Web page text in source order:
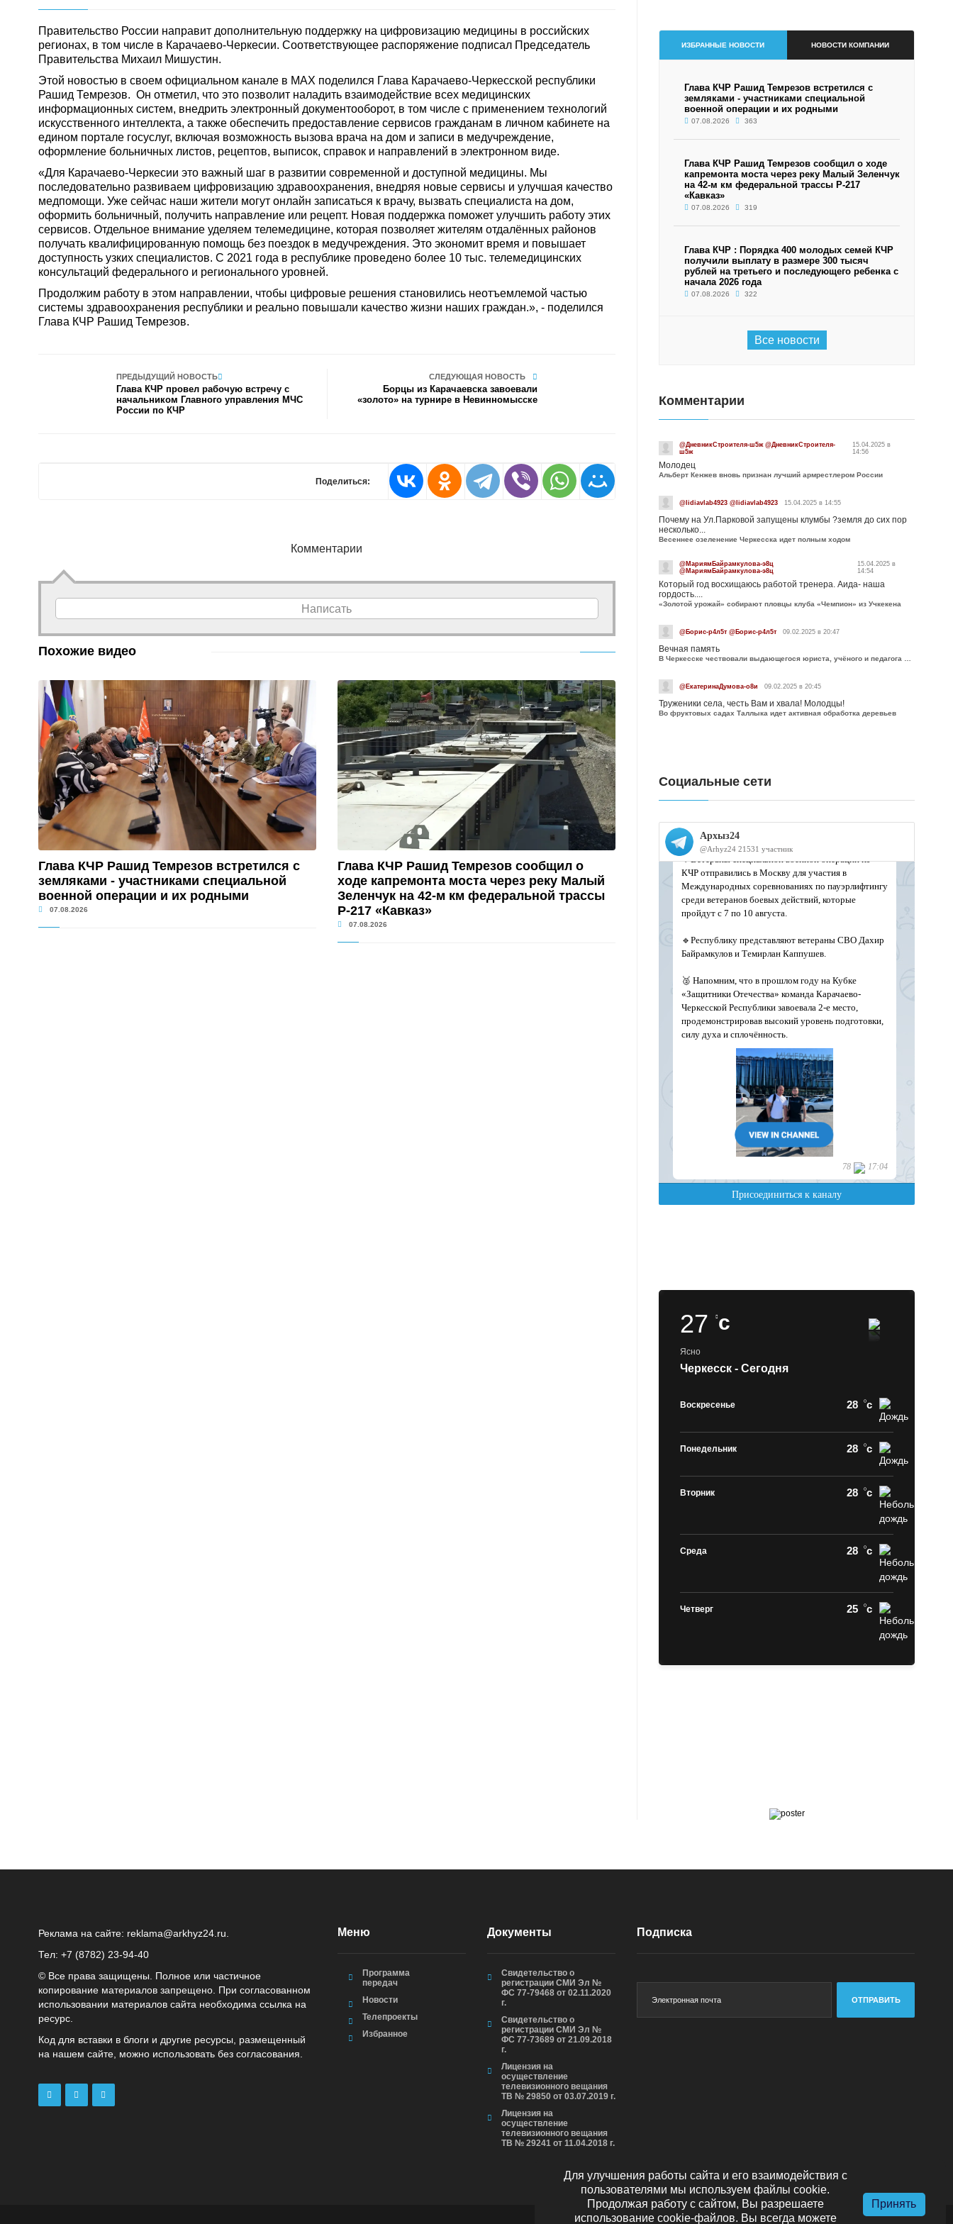
Правительство России направит дополнительную поддержку на цифровизацию медицины в российских
регионах, в том числе в Карачаево-Черкесии. Соответствующее распоряжение подписал Председатель
Правительства Михаил Мишустин.
Этой новостью в своем официальном канале в МАХ поделился Глава Карачаево-Черкесской республики
Рашид Темрезов. Он отметил, что это позволит наладить взаимодействие всех медицинских
информационных систем, внедрить электронный документооборот, в том числе с применением технологий
искусственного интеллекта, а также обеспечить предоставление сервисов гражданам в личном кабинете на
едином портале госуслуг, включая возможность вызова врача на дом и записи в медучреждение,
оформление больничных листов, рецептов, выписок, справок и направлений в электронном виде.
«Для Карачаево-Черкесии это важный шаг в развитии современной и доступной медицины. Мы
последовательно развиваем цифровизацию здравоохранения, внедряя новые сервисы и улучшая качество
медпомощи. Уже сейчас наши жители могут онлайн записаться к врачу, вызвать специалиста на дом,
оформить больничный, получить направление или рецепт. Новая поддержка поможет улучшить работу этих
сервисов. Отдельное внимание уделяем телемедицине, которая позволяет жителям отдалённых районов
получать квалифицированную помощь без поездок в медучреждения. Это экономит время и повышает
доступность узких специалистов. С 2021 года в республике проведено более 10 тыс. телемедицинских
консультаций федерального и регионального уровней.
Продолжим работу в этом направлении, чтобы цифровые решения становились неотъемлемой частью
системы здравоохранения республики и реально повышали качество жизни наших граждан.», - поделился
Глава КЧР Рашид Темрезов.
ПРЕДЫДУЩИЙ НОВОСТЬ
Глава КЧР провел рабочую встречу с
начальником Главного управления МЧС
России по КЧР
СЛЕДУЮЩАЯ НОВОСТЬ
Борцы из Карачаевска завоевали
«золото» на турнире в Невинномысске
Поделиться:
Комментарии
Написать
Похожие видео
Глава КЧР Рашид Темрезов встретился с
земляками - участниками специальной
военной операции и их родными
07.08.2026
Глава КЧР Рашид Темрезов сообщил о
ходе капремонта моста через реку Малый
Зеленчук на 42-м км федеральной трассы
Р-217 «Кавказ»
07.08.2026
ИЗБРАННЫЕ НОВОСТИ НОВОСТИ КОМПАНИИ
Глава КЧР Рашид Темрезов встретился с
земляками - участниками специальной
военной операции и их родными
07.08.2026 363
Глава КЧР Рашид Темрезов сообщил о ходе
капремонта моста через реку Малый Зеленчук
на 42-м км федеральной трассы Р-217
«Кавказ»
07.08.2026 319
Глава КЧР : Порядка 400 молодых семей КЧР
получили выплату в размере 300 тысяч
рублей на третьего и последующего ребенка с
начала 2026 года
07.08.2026 322
Все новости
Комментарии
@ДневникСтроителя-ш5ж @ДневникСтроителя-
ш5ж
15.04.2025 в
14:56
Молодец
Альберт Кенжев вновь признан лучший армрестлером России
@lidiavlab4923 @lidiavlab4923 15.04.2025 в 14:55
Почему на Ул.Парковой запущены клумбы ?земля до сих пор
несколько...
Весеннее озеленение Черкесска идет полным ходом
@МариямБайрамкулова-э8ц
@МариямБайрамкулова-э8ц
15.04.2025 в
14:54
Который год восхищаюсь работой тренера. Аида- наша
гордость....
«Золотой урожай» собирают пловцы клуба «Чемпион» из Учкекена
@Борис-р4л5т @Борис-р4л5т 09.02.2025 в 20:47
Вечная память
@ЕкатеринаДумова-о8и 09.02.2025 в 20:45
Труженики села, честь Вам и хвала! Молодцы!
Во фруктовых садах Таллыка идет активная обработка деревьев
Социальные сети
27c
Ясно
Черкесск - Сегодня
Воскресенье 28 c
Понедельник 28 c
Вторник 28 c
Среда 28 c
Четверг 25 c
Реклама на сайте: reklama@arkhyz24.ru
Тел: +7 (8782) 23‑94‑40
© Все права защищены. Полное или частичное
копирование материалов запрещено. При согласованном
использовании материалов сайта необходима ссылка на
ресурс.
Код для вставки в блоги и другие ресурсы, размещенный
на нашем сайте, можно использовать без согласования.
Меню
Программа
передач
Новости
Телепроекты
Избранное
Документы
Свидетельство о
регистрации СМИ Эл №
ФС 77-79468 от 02.11.2020
г.
Свидетельство о
регистрации СМИ Эл №
ФС 77-73689 от 21.09.2018
г.
Лицензия на
осуществление
телевизионного вещания
ТВ № 29850 от 03.07.2019 г.
Лицензия на
осуществление
телевизионного вещания
ТВ № 29241 от 11.04.2018 г.
Подписка
ОТПРАВИТЬ
Для улучшения работы сайта и его взаимодействия с
пользователями мы используем файлы cookie.
Продолжая работу с сайтом, Вы разрешаете
использование cookie-файлов. Вы всегда можете
Принять